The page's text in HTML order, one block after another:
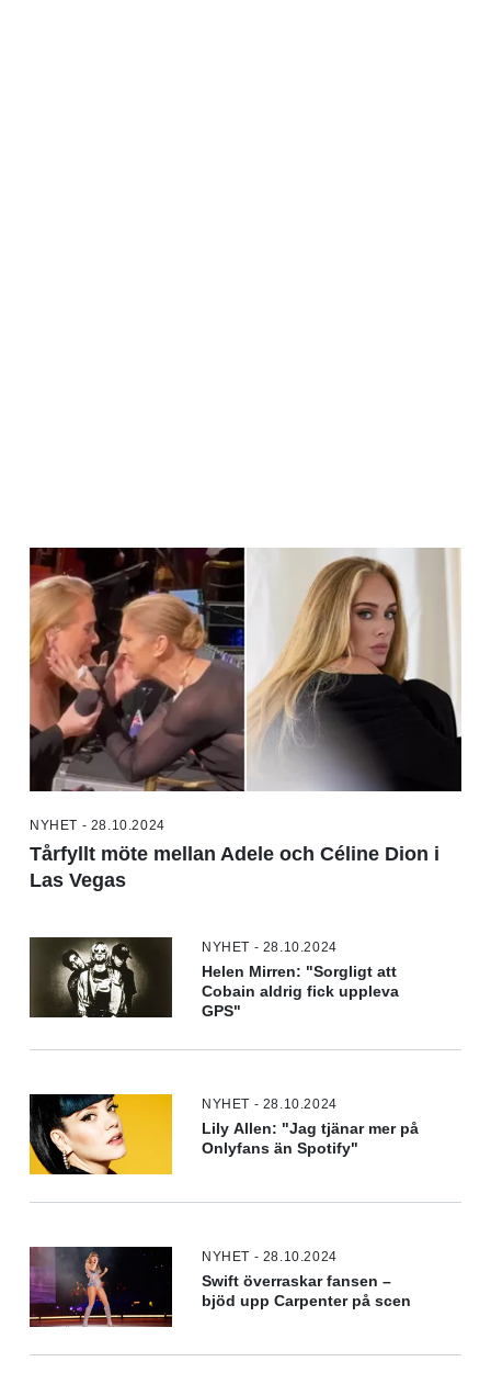
NYHET - 28.10.2024
Tårfyllt möte mellan Adele och Céline Dion i
Las Vegas
NYHET - 28.10.2024
Helen Mirren: "Sorgligt att
Cobain aldrig fick uppleva
GPS"
NYHET - 28.10.2024
Lily Allen: "Jag tjänar mer på
Onlyfans än Spotify"
NYHET - 28.10.2024
Swift överraskar fansen –
bjöd upp Carpenter på scen